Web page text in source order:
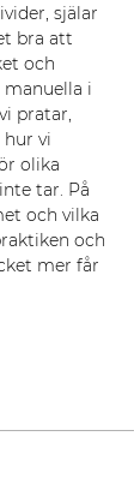
själar
bra att
och
i
pratar,
hur vi
olika
tar. På
och vilka
och
mer får